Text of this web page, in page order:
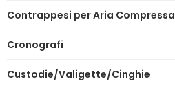
Contrappesi per Aria Compressa
Cronografi
Custodie/Valigette/Cinghie